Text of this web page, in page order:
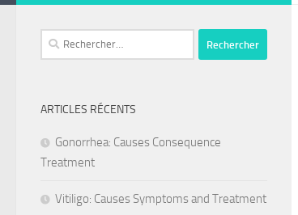
Rechercher :
ARTICLES RÉCENTS
Gonorrhea: Causes Consequence
Treatment
Vitiligo: Causes Symptoms and Treatment